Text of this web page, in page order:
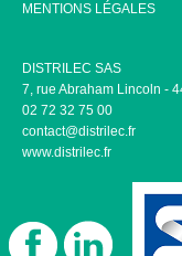
MENTIONS LÉGALES
DISTRILEC SAS
7, rue Abraham Lincoln -
02 72 32 75 00
contact@distrilec.fr
www.distrilec.fr